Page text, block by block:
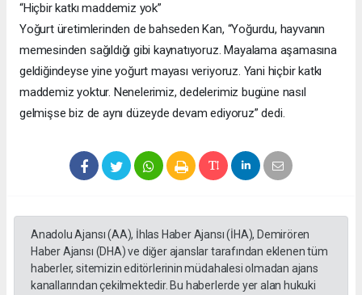
“Hiçbir katkı maddemiz yok”
Yoğurt üretimlerinden de bahseden Kan, “Yoğurdu, hayvanın
memesinden sağıldığı gibi kaynatıyoruz. Mayalama aşamasına
geldiğindeyse yine yoğurt mayası veriyoruz. Yani hiçbir katkı
maddemiz yoktur. Nenelerimiz, dedelerimiz bugüne nasıl
gelmişse biz de aynı düzeyde devam ediyoruz” dedi.
Anadolu Ajansı (AA), İhlas Haber Ajansı (İHA), Demirören
Haber Ajansı (DHA) ve diğer ajanslar tarafından eklenen tüm
haberler, sitemizin editörlerinin müdahalesi olmadan ajans
kanallarından çekilmektedir. Bu haberlerde yer alan hukuki